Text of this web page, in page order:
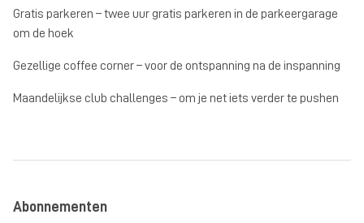
Gratis parkeren – twee uur gratis parkeren in de parkeergarage
om de hoek
Gezellige coffee corner – voor de ontspanning na de inspanning
Maandelijkse club challenges – om je net iets verder te pushen
Abonnementen